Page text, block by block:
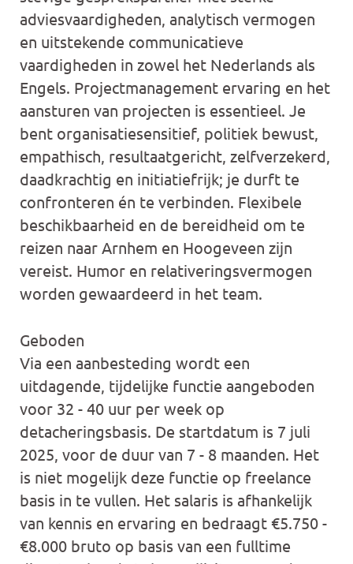
adviesvaardigheden, analytisch vermogen
en uitstekende communicatieve
vaardigheden in zowel het Nederlands als
Engels. Projectmanagement ervaring en het
aansturen van projecten is essentieel. Je
bent organisatiesensitief, politiek bewust,
empathisch, resultaatgericht, zelfverzekerd,
daadkrachtig en initiatiefrijk; je durft te
confronteren én te verbinden. Flexibele
beschikbaarheid en de bereidheid om te
reizen naar Arnhem en Hoogeveen zijn
vereist. Humor en relativeringsvermogen
worden gewaardeerd in het team.
Geboden
Via een aanbesteding wordt een
uitdagende, tijdelijke functie aangeboden
voor 32 - 40 uur per week op
detacheringsbasis. De startdatum is 7 juli
2025, voor de duur van 7 - 8 maanden. Het
is niet mogelijk deze functie op freelance
basis in te vullen. Het salaris is afhankelijk
van kennis en ervaring en bedraagt €5.750 -
€8.000 bruto op basis van een fulltime